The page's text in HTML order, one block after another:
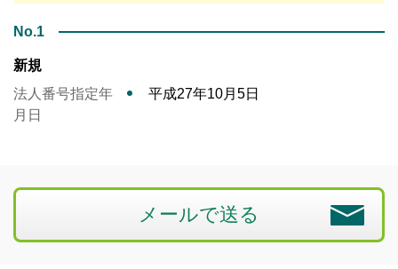
No.1
新規
法人番号指定年
月日
平成27年10月5日
メールで送る